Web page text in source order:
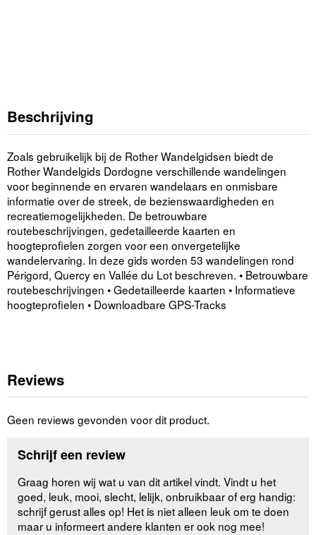
Beschrijving
Zoals gebruikelijk bij de Rother Wandelgidsen biedt de
Rother Wandelgids Dordogne verschillende wandelingen
voor beginnende en ervaren wandelaars en onmisbare
informatie over de streek, de bezienswaardigheden en
recreatiemogelijkheden. De betrouwbare
routebeschrijvingen, gedetailleerde kaarten en
hoogteprofielen zorgen voor een onvergetelijke
wandelervaring. In deze gids worden 53 wandelingen rond
Périgord, Quercy en Vallée du Lot beschreven. • Betrouwbare
routebeschrijvingen • Gedetailleerde kaarten • Informatieve
hoogteprofielen • Downloadbare GPS-Tracks
Reviews
Geen reviews gevonden voor dit product.
Schrijf een review
Graag horen wij wat u van dit artikel vindt. Vindt u het
goed, leuk, mooi, slecht, lelijk, onbruikbaar of erg handig:
schrijf gerust alles op! Het is niet alleen leuk om te doen
maar u informeert andere klanten er ook nog mee!